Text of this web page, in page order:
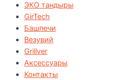
ЭКО тандыры
GirTech
Башпечи
Везувий
Grillver
Аксессуары
Контакты